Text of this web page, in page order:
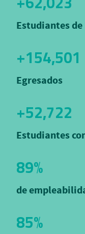
Estudiantes
+154,501
Egresados
+52,722
Estudiantes
89%
de
85%